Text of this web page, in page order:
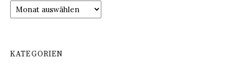
Archiv
KATEGORIEN